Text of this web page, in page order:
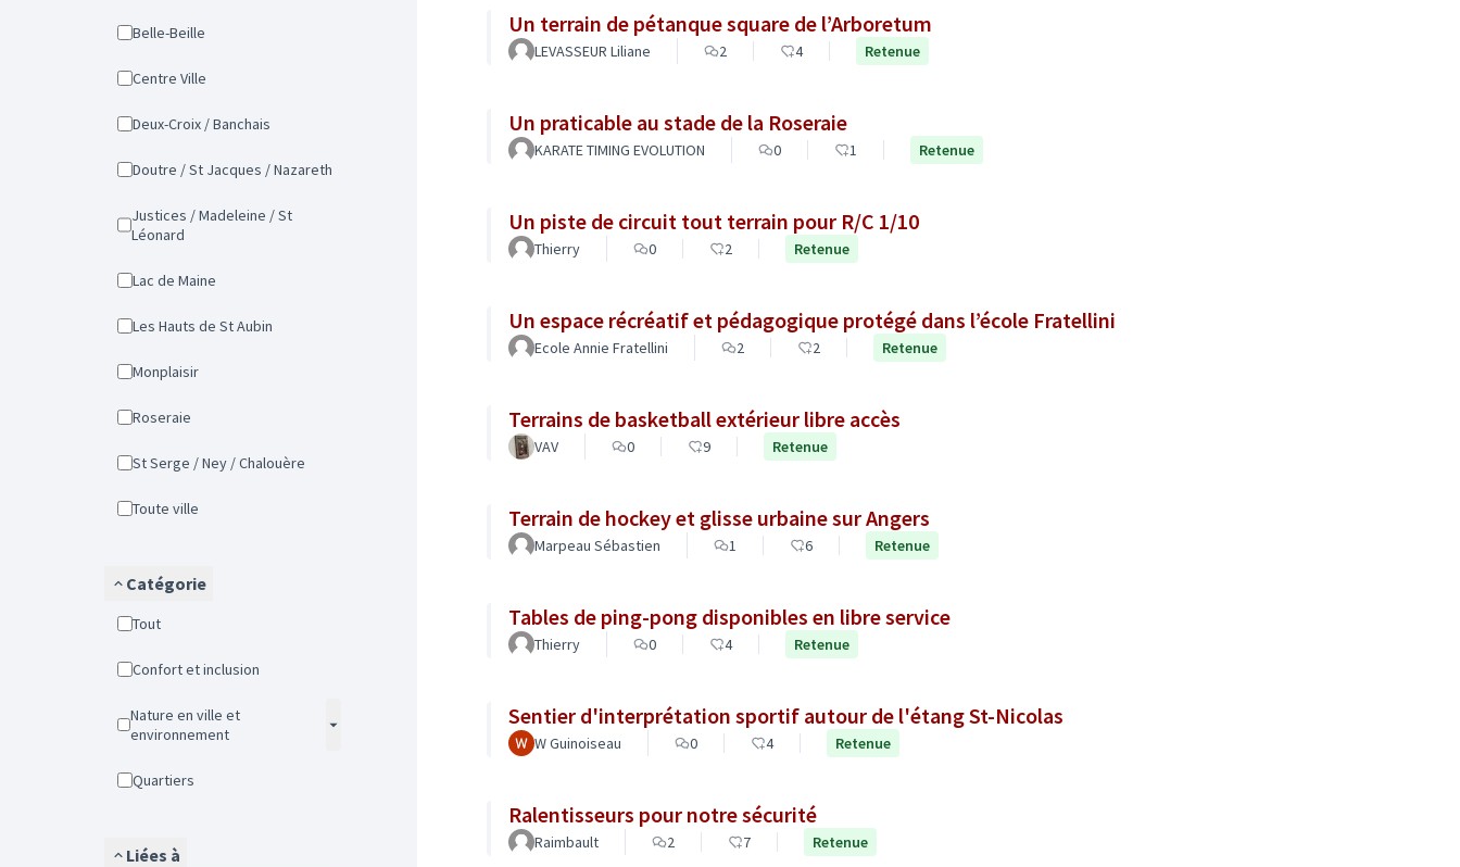
Belle-Beille
Centre Ville
Deux-Croix / Banchais
Doutre / St Jacques / Nazareth
Justices / Madeleine / St
Léonard
Lac de Maine
Les Hauts de St Aubin
Monplaisir
Roseraie
St Serge / Ney / Chalouère
Toute ville
Catégorie
Tout
Confort et inclusion
Nature en ville et
environnement
Quartiers
Liées à
Un terrain de pétanque square de l’Arboretum
LEVASSEUR Liliane 2 4 Retenue
Un praticable au stade de la Roseraie
KARATE TIMING EVOLUTION 0 1 Retenue
Un piste de circuit tout terrain pour R/C 1/10
Thierry 0 2 Retenue
Un espace récréatif et pédagogique protégé dans l’école Fratellini
Ecole Annie Fratellini 2 2 Retenue
Terrains de basketball extérieur libre accès
VAV 0 9 Retenue
Terrain de hockey et glisse urbaine sur Angers
Marpeau Sébastien 1 6 Retenue
Tables de ping-pong disponibles en libre service
Thierry 0 4 Retenue
Sentier d'interprétation sportif autour de l'étang St-Nicolas
W Guinoiseau 0 4 Retenue
Ralentisseurs pour notre sécurité
Raimbault 2 7 Retenue